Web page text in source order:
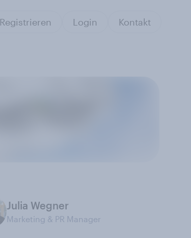
Registrieren Login Kontakt
Julia Wegner
Marketing & PR Manager